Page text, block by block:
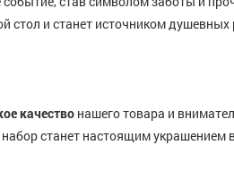
стол и станет источником
качество нашего товара и
станет настоящим украшением